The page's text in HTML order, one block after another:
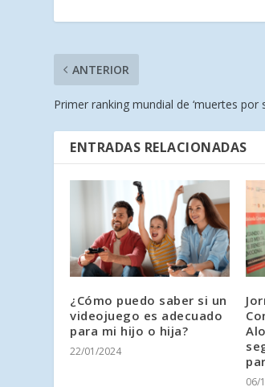
ANTERIOR
Primer ranking mundial de ‘muertes por
ENTRADAS RELACIONADAS
¿Cómo puedo saber si un
videojuego es adecuado
para mi hijo o hija?
22/01/2024
06/